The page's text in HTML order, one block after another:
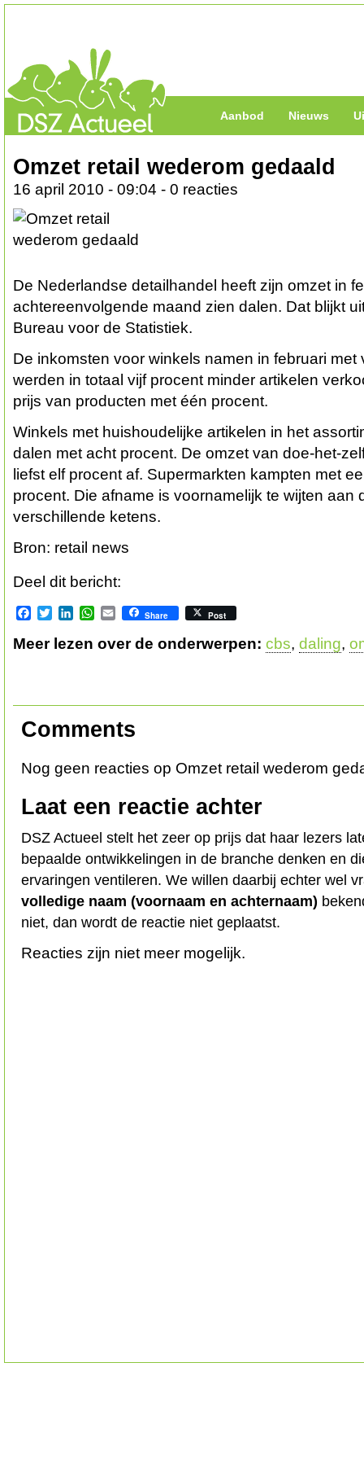
Aanbod Nieuws
Omzet retail wederom gedaald
16 april 2010 - 09:04 - 0 reacties
De Nederlandse detailhandel heeft zijn omzet in
achtereenvolgende maand zien dalen. Dat blijkt
Bureau voor de Statistiek.
De inkomsten voor winkels namen in februari met
werden in totaal vijf procent minder artikelen
prijs van producten met één procent.
Winkels met huishoudelijke artikelen in het
dalen met acht procent. De omzet van doe-het-
liefst elf procent af. Supermarkten kampten met
procent. Die afname is voornamelijk te wijten aan
verschillende ketens.
Bron: retail news
Deel dit bericht:
Facebook
TwitterLinkedInWhatsApp
EmailShare Post
Meer lezen over de onderwerpen: cbs, daling,
Comments
Nog geen reacties op Omzet retail wederom
Laat een reactie achter
DSZ Actueel stelt het zeer op prijs dat haar lezers
bepaalde ontwikkelingen in de branche denken en
ervaringen ventileren. We willen daarbij echter wel
volledige naam (voornaam en achternaam)
niet, dan wordt de reactie niet geplaatst.
Reacties zijn niet meer mogelijk.